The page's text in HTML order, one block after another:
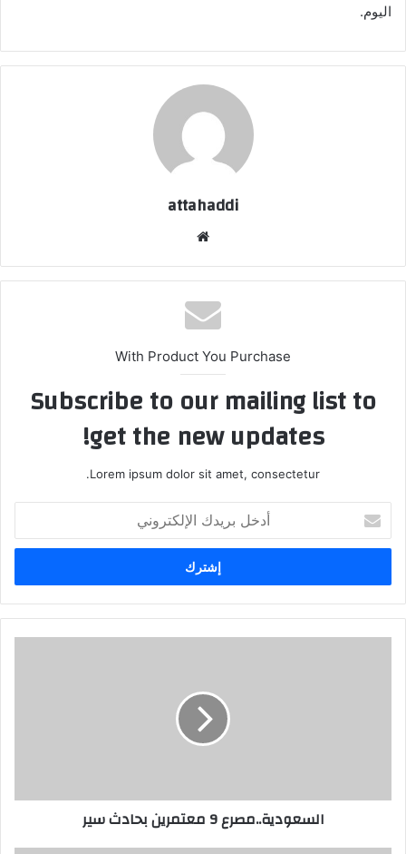
اليوم.
attahaddi
With Product You Purchase
Subscribe to our mailing list to
get the new updates!
Lorem ipsum dolor sit amet, consectetur.
بريدك
الإلكتروني
السعودية..مصرع 9 معتمرين بحادث سير